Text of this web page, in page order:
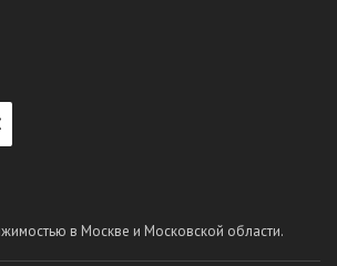
в Москве и Московской области.